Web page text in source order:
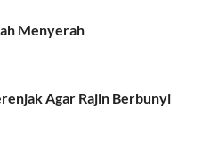
Menyerah
Agar Rajin Berbunyi